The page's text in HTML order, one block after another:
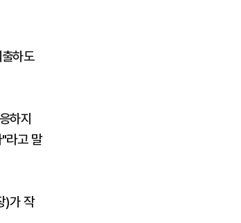
하도
하지
라고 말
)가 작